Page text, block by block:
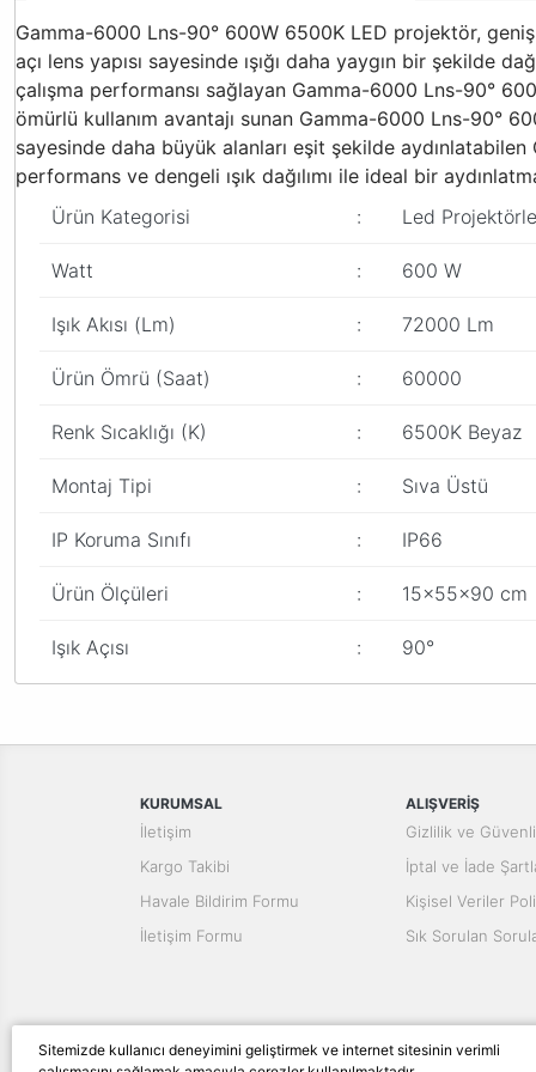
Sitemizde kullanıcı deneyimini geliştirmek ve internet sitesinin verimli
Gamma-6000 Lns-90° 600W 6500K LED projektör,
açı lens yapısı sayesinde ışığı daha yaygın bir
çalışma performansı sağlayan Gamma-6000 Lns-90°
ömürlü kullanım avantajı sunan Gamma-6000 Lns-90°
sayesinde daha büyük alanları eşit şekilde
performans ve dengeli ışık dağılımı ile ideal bir
Ürün Kategorisi
: Led
Watt : 600 W
Işık Akısı (Lm) : 72000 Lm
Ürün Ömrü (Saat) : 60000
Renk Sıcaklığı (K) : 6500K Beyaz
Montaj Tipi : Sıva Üstü
IP Koruma Sınıfı : IP66
Ürün Ölçüleri : 15x55x90 cm
Işık Açısı : 90°
Ürün bilgilerinde hatalar bulunuyor.
Ürün fiyatı diğer sitelerden daha pahalı.
Bu ürüne benzer farklı alternatifler olmalı.
KURUMSAL
İletişim
Kargo Takibi
Havale Bildirim Formu
İletişim Formu
ALIŞVERİŞ
Gizlilik ve
İptal ve İade
Kişisel Veriler
Sık Sorulan